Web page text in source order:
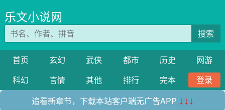
乐文小说网
搜索
首页 玄幻 武侠 都市 历史
网游
科幻
言情 其他 排行 完本
登录
追看新章节，下载本站客户端无广告APP ↓↓↓